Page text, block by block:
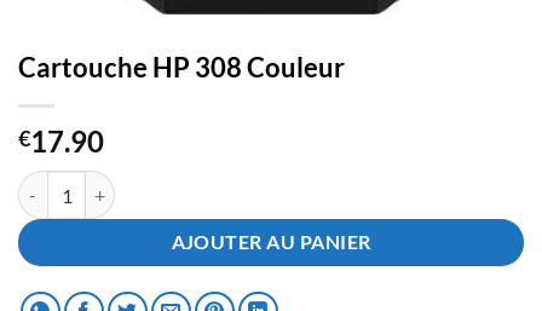
Cartouche HP 308 Couleur
€17.90
quantité de Cartouche HP 308 Couleur
AJOUTER AU PANIER